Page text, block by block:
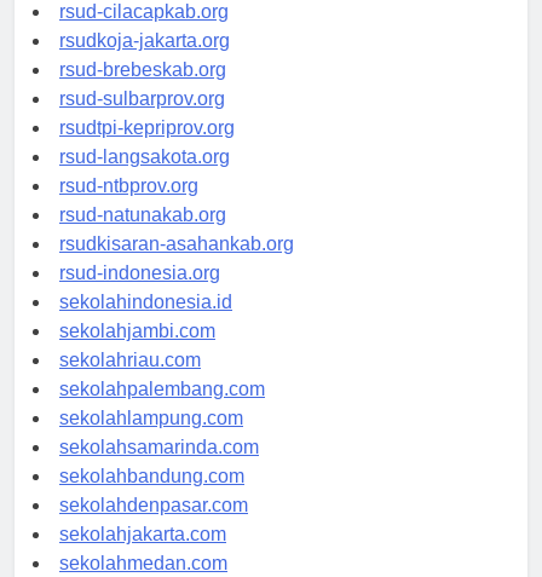
rsud-cilacapkab.org
rsudkoja-jakarta.org
rsud-brebeskab.org
rsud-sulbarprov.org
rsudtpi-kepriprov.org
rsud-langsakota.org
rsud-ntbprov.org
rsud-natunakab.org
rsudkisaran-asahankab.org
rsud-indonesia.org
sekolahindonesia.id
sekolahjambi.com
sekolahriau.com
sekolahpalembang.com
sekolahlampung.com
sekolahsamarinda.com
sekolahbandung.com
sekolahdenpasar.com
sekolahjakarta.com
sekolahmedan.com